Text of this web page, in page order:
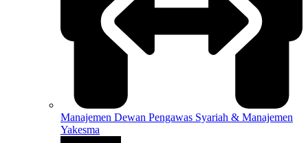
Manajemen Dewan Pengawas Syariah & Manajemen
Yakesma